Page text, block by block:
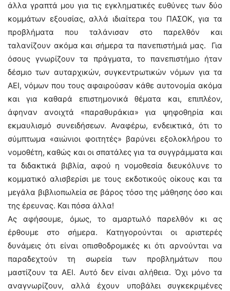
άλλα γραπτά μου για τις εγκληματικές ευθύνες των δύο
κομμάτων εξουσίας, αλλά ιδιαίτερα του ΠΑΣΟΚ, για τα
προβλήματα που ταλάνισαν στο παρελθόν και
ταλανίζουν ακόμα και σήμερα τα πανεπιστήμιά μας. Για
όσους γνωρίζουν τα πράγματα, το πανεπιστήμιο ήταν
δέσμιο των αυταρχικών, συγκεντρωτικών νόμων για τα
ΑΕΙ, νόμων που τους αφαιρούσαν κάθε αυτονομία ακόμα
και για καθαρά επιστημονικά θέματα και, επιπλέον,
άφηναν ανοιχτά «παραθυράκια» για ψηφοθηρία και
εκμαυλισμό συνειδήσεων. Αναφέρω, ενδεικτικά, ότι το
σύμπτωμα «αιώνιοι φοιτητές» βαρύνει εξολοκλήρου το
νομοθέτη, καθώς και οι σπατάλες για τα συγγράμματα και
τα διδακτικά βιβλία, αφού η νομοθεσία διευκόλυνε το
κομματικό αλισβερίσι με τους εκδοτικούς οίκους και τα
μεγάλα βιβλιοπωλεία σε βάρος τόσο της μάθησης όσο και
της έρευνας. Και πόσα άλλα!
Ας αφήσουμε, όμως, το αμαρτωλό παρελθόν κι ας
έρθουμε στο σήμερα. Κατηγορούνται οι αριστερές
δυνάμεις ότι είναι οπισθοδρομικές κι ότι αρνούνται να
παραδεχτούν τη σωρεία των προβλημάτων που
μαστίζουν τα ΑΕΙ. Αυτό δεν είναι αλήθεια. Όχι μόνο τα
αναγνωρίζουν, αλλά έχουν υποβάλει συγκεκριμένες